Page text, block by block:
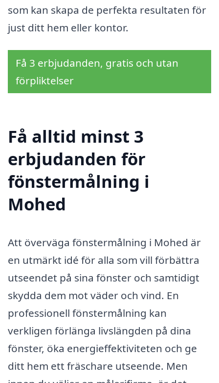
som kan skapa de perfekta resultaten för
just ditt hem eller kontor.
Få 3 erbjudanden, gratis och utan
förpliktelser
Få alltid minst 3
erbjudanden för
fönstermålning i
Mohed
Att överväga fönstermålning i Mohed är
en utmärkt idé för alla som vill förbättra
utseendet på sina fönster och samtidigt
skydda dem mot väder och vind. En
professionell fönstermålning kan
verkligen förlänga livslängden på dina
fönster, öka energieffektiviteten och ge
ditt hem ett fräschare utseende. Men